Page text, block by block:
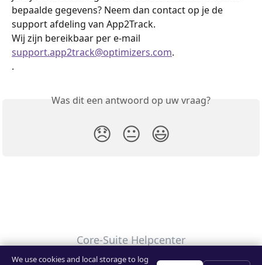
bepaalde gegevens? Neem dan contact op je de
support afdeling van App2Track.
Wij zijn bereikbaar per e-mail
support.app2track@optimizers.com.
.
Was dit een antwoord op uw vraag?
😞 😐 😃
Core-Suite Helpcenter
We use cookies and local storage to log